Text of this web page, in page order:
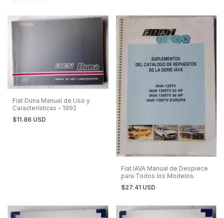
Fiat Duna Manual de Uso y
Características - 1992
$11.86 USD
Fiat IAVA Manual de Despiece
para Todos los Modelos.
$27.41 USD